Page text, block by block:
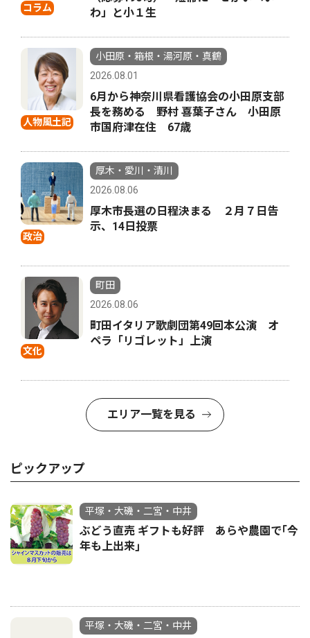
コラム
わ」と小１生
人物風土記
小田原・箱根・湯河原・真鶴
2026.08.01
6月から神奈川県看護協会の小田原支部
長を務める 野村 喜葉子さん 小田原
市国府津在住 67歳
政治
厚木・愛川・清川
2026.08.06
厚木市長選の日程決まる ２月７日告
示、14日投票
文化
町田
2026.08.06
町田イタリア歌劇団第49回本公演 オ
ペラ「リゴレット」上演
エリア一覧を見る
ピックアップ
平塚・大磯・二宮・中井
ぶどう直売 ギフトも好評 あらや農園で｢今
年も上出来｣
平塚・大磯・二宮・中井